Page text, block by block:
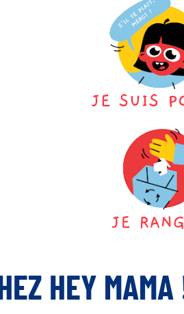
HEY MAMA